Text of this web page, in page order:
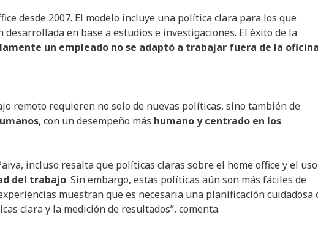
desde 2007. El modelo incluye una política clara para los que
en base a estudios e investigaciones. El éxito de la
un empleado no se adaptó a trabajar fuera de la
remoto requieren no solo de nuevas políticas, sino también de
, con un desempeño más humano y centrado en los
incluso resalta que políticas claras sobre el home office y el
del trabajo. Sin embargo, estas políticas aún son más fáciles de
muestran que es necesaria una planificación cuidadosa
clara y la medición de resultados”, comenta.